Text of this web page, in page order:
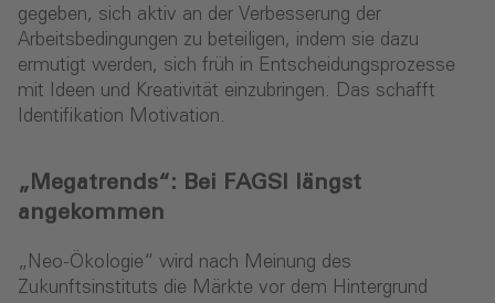
gegeben, sich aktiv an der Verbesserung der
Arbeitsbedingungen zu beteiligen, indem sie dazu
ermutigt werden, sich früh in Entscheidungsprozesse
mit Ideen und Kreativität einzubringen. Das schafft
Identifikation Motivation.
„Megatrends“: Bei FAGSI längst
angekommen
„Neo-Ökologie“ wird nach Meinung des
Zukunftsinstituts die Märkte vor dem Hintergrund